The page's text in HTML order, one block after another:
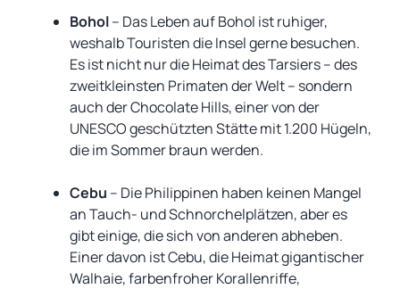
Bohol– Das Leben auf Bohol ist ruhiger,
weshalb Touristen die Insel gerne besuchen.
Es ist nicht nur die Heimat des Tarsiers – des
zweitkleinsten Primaten der Welt – sondern
auch der Chocolate Hills, einer von der
UNESCO geschützten Stätte mit 1.200 Hügeln,
die im Sommer braun werden.
Cebu – Die Philippinen haben keinen Mangel
an Tauch- und Schnorchelplätzen, aber es
gibt einige, die sich von anderen abheben.
Einer davon ist Cebu, die Heimat gigantischer
Walhaie, farbenfroher Korallenriffe,